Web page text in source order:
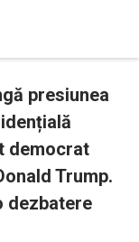
presiunea
democrat
Trump.
dezbatere